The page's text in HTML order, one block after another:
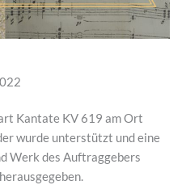
Kantate KV 619 am Ort
wurde unterstützt und eine
Werk des Auftraggebers